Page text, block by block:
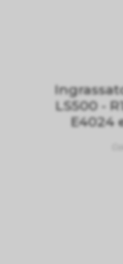
LS500 -
E4024